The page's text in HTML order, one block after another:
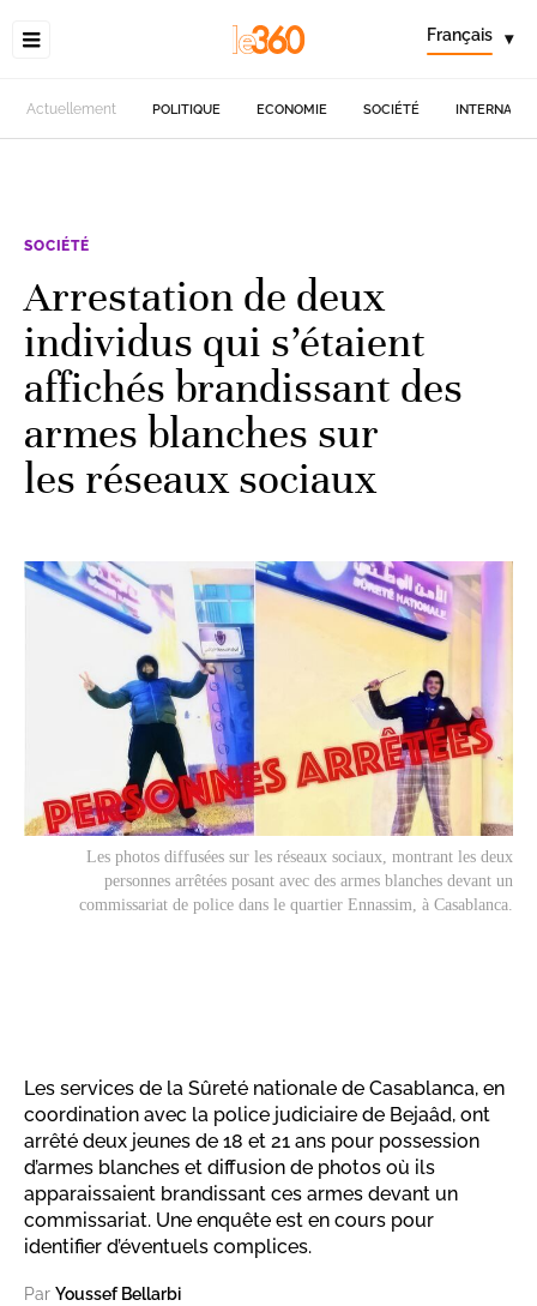
Français ▾
Actuellement POLITIQUE ECONOMIE SOCIÉTÉ
SOCIÉTÉ
Arrestation de deux
individus qui s’étaient
affichés brandissant des
armes blanches sur
les réseaux sociaux
Les photos diffusées sur les réseaux sociaux, montrant les deux
personnes arrêtées posant avec des armes blanches devant un
commissariat de police dans le quartier Ennassim, à Casablanca.
Les services de la Sûreté nationale de Casablanca, en
coordination avec la police judiciaire de Bejaâd, ont
arrêté deux jeunes de 18 et 21 ans pour possession
d’armes blanches et diffusion de photos où ils
apparaissaient brandissant ces armes devant un
commissariat. Une enquête est en cours pour
identifier d’éventuels complices.
Par Youssef Bellarbi